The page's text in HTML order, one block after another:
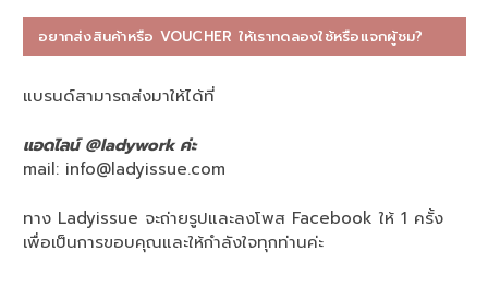
อยากส่งสินค้าหรือ VOUCHER ให้เราทดลองใช้หรือแจกผู้ชม?
แบรนด์สามารถส่งมาให้ได้ที่
แอดไลน์ @ladywork ค่ะ
mail: info@ladyissue.com
ทาง Ladyissue จะถ่ายรูปและลงโพส Facebook ให้ 1 ครั้ง
เพื่อเป็นการขอบคุณและให้กำลังใจทุกท่านค่ะ